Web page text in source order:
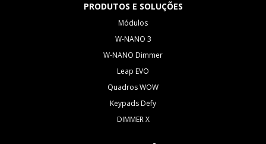
PRODUTOS E SOLUÇÕES
Módulos
W-NANO 3
W-NANO Dimmer
Leap EVO
Quadros WOW
Keypads Defy
DIMMER X